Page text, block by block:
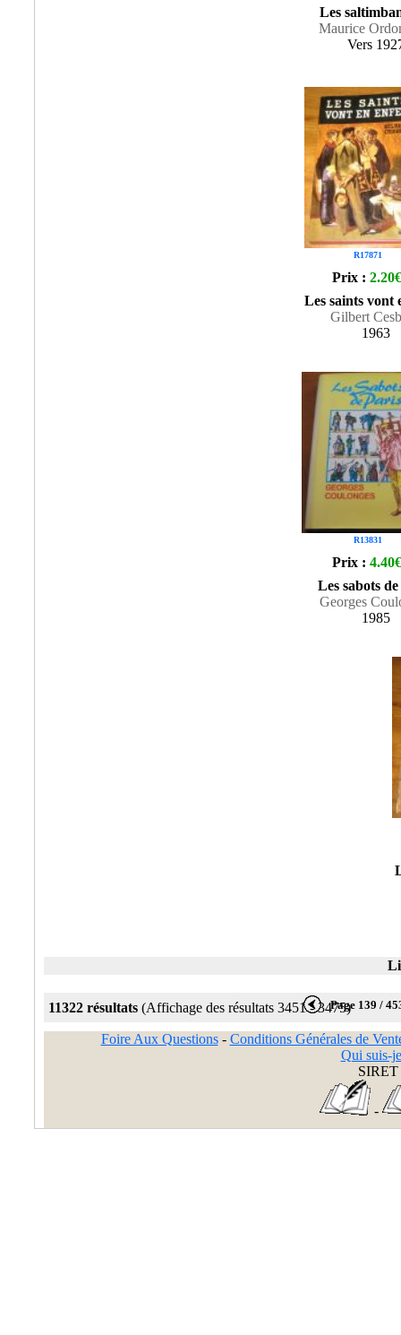
Les
Maurice
Vers
R17871
Prix : 2.20€
Les saints vont
Gilbert
1963
R13831
Prix : 4.40€
Les sabots
Georges
1985
11322 résultats (Affichage des résultats 3451 - 3475)Page 139 /
Foire Aux Questions- Conditions Générales de
Qui suis-
SIRET
-